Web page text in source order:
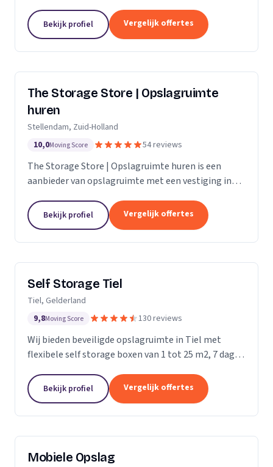
Bekijk profiel Vergelijk offertes
The Storage Store | Opslagruimte
huren
Stellendam, Zuid-Holland
10,0Moving Score 54 reviews
The Storage Store | Opslagruimte huren is een
aanbieder van opslagruimte met een vestiging in
Bekijk profiel Vergelijk offertes
Self Storage Tiel
Tiel, Gelderland
9,8Moving Score 130 reviews
Wij bieden beveiligde opslagruimte in Tiel met
flexibele self storage boxen van 1 tot 25 m2, 7 dagen
Bekijk profiel Vergelijk offertes
Mobiele Opslag